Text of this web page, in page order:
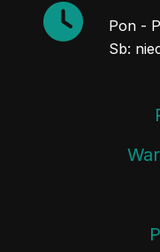
Pon -
Sb: